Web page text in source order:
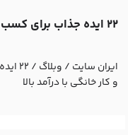
22 ایده جذاب برای کسب و کار خانگی با درآمد بالا
ایران سایت / وبلاگ /
22
و کار خانگی با درآمد بالا